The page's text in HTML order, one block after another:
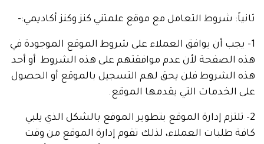
ثانياً: شروط التعامل مع موقع علمتني كنز وكنز أكاديمي:-
1- يجب أن يوافق العملاء على شروط الموقع الموجودة في
هذه الصفحة لأن عدم موافقتهم على هذه الشروط أو أحد
هذه الشروط فلن يحق لهم التسجيل بالموقع أو الحصول
على الخدمات التي يقدمها الموقع.
2- تلتزم إدارة الموقع بتطوير الموقع بالشكل الذي يلبي
كافة طلبات العملاء، لذلك تقوم إدارة الموقع من وقت